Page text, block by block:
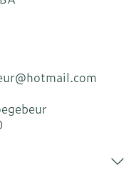
hotmail.com